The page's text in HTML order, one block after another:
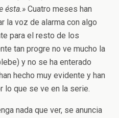
ésta.» Cuatro meses han
la voz de alarma con algo
para el resto de los
tan progre no ve mucho la
y no se ha enterado
hecho muy evidente y han
lo que se ve en la serie.
nada que ver, se anuncia